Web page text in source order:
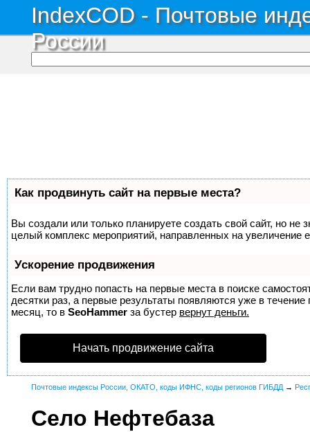
IndexCOD - Почтовые
России
Как продвинуть сайт на первые места?
Вы создали или только планируете создать свой сайт, но не
целый комплекс мероприятий, направленных на увеличение
Ускорение продвижения
Если вам трудно попасть на первые места в поиске
десятки раз, а первые результаты появляются уже в
месяц, то в SeoHammer за бустер вернут деньги.
Начать продвижение сайта
Почтовые индексы России, ОКАТО, коды ИФНС, коды регионов ГИБДД →
Село Нефтебаза